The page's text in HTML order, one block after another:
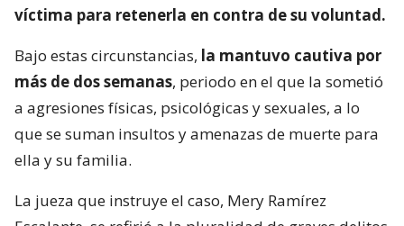
víctima para retenerla en contra de su voluntad.
Bajo estas circunstancias, la mantuvo cautiva por
más de dos semanas, periodo en el que la sometió
a agresiones físicas, psicológicas y sexuales, a lo
que se suman insultos y amenazas de muerte para
ella y su familia.
La jueza que instruye el caso, Mery Ramírez